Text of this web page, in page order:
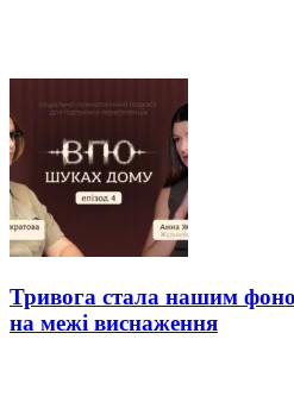
Тривога стала нашим
на межі виснаження